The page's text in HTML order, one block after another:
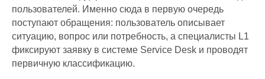
пользователей. Именно сюда в первую очередь
поступают обращения: пользователь описывает
ситуацию, вопрос или потребность, а специалисты L1
фиксируют заявку в системе Service Desk и проводят
первичную классификацию.